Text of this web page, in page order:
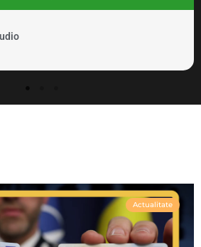
Clipuri si promovare
Actualitate